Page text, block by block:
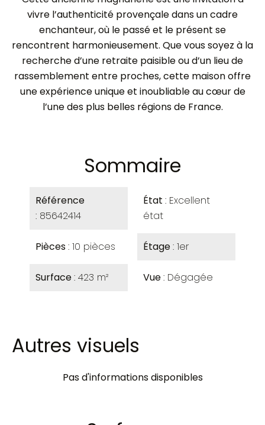
vivre l’authenticité provençale dans un cadre
enchanteur, où le passé et le présent se
rencontrent harmonieusement. Que vous soyez à la
recherche d’une retraite paisible ou d’un lieu de
rassemblement entre proches, cette maison offre
une expérience unique et inoubliable au cœur de
l’une des plus belles régions de France.
Sommaire
Référence
85642414
Pièces 10 pièces
Surface 423 m²
État Excellent
état
Étage 1er
Vue Dégagée
Autres visuels
Pas d'informations disponibles